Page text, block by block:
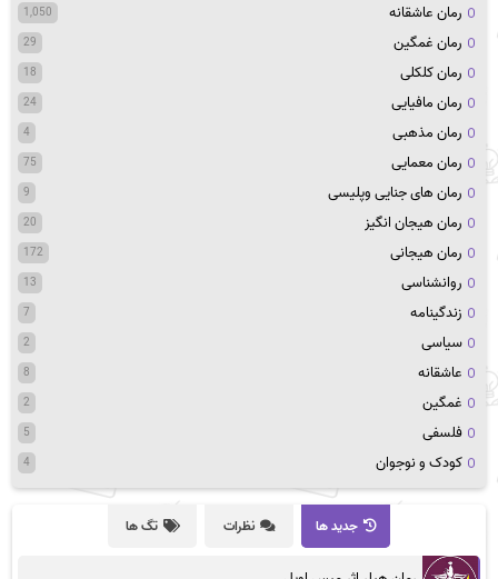
رمان عاشقانه 1,050
رمان غمگین 29
رمان کلکلی 18
رمان مافیایی 24
رمان مذهبی 4
رمان معمایی 75
رمان های جنایی وپلیسی 9
رمان هیجان انگیز 20
رمان هیجانی 172
روانشناسی 13
زندگینامه 7
سیاسی 2
عاشقانه 8
غمگین 2
فلسفی 5
کودک و نوجوان 4
جدید ها نظرات تگ ها